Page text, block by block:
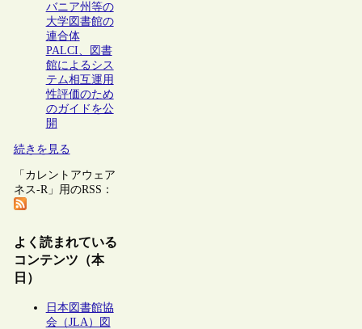
バニア州等の
大学図書館の
連合体
PALCI、図書
館によるシス
テム相互運用
性評価のため
のガイドを公
開
続きを見る
「カレントアウェア
ネス-R」用のRSS：
よく読まれている
コンテンツ（本
日）
日本図書館協
会（JLA）図